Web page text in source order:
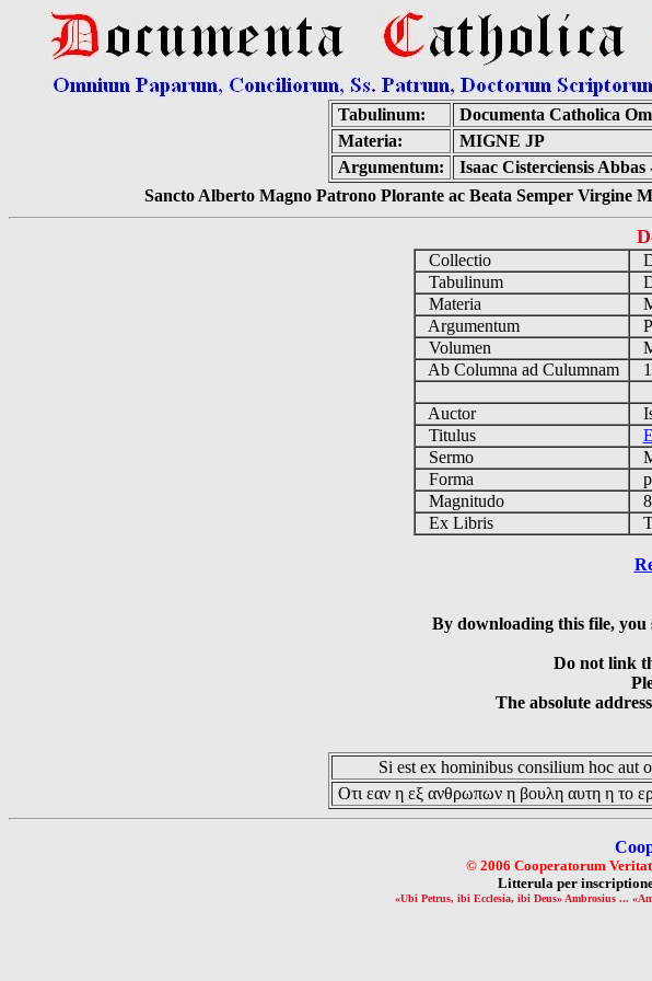
Tabulinum:
Documenta Catholica
Materia:
MIGNE JP
Argumentum:
Isaac Cisterciensis
Sancto Alberto Magno Patrono Plorante ac Beata Semper Virgine
Collectio
Tabulinum
Materia
Argumentum
Volumen
Ab Columna ad Culumnam
Auctor
Titulus
Sermo
Forma
Magnitudo
Ex Libris
By downloading this file,
Do not link
The absolute
Si est ex hominibus consilium hoc aut
Οτι εαν η εξ ανθρωπων η βουλη αυτη η το
© 2006 Cooperatorum
Litterula per
«Ubi Petrus, ibi Ecclesia, ibi Deus» Ambrosius ...